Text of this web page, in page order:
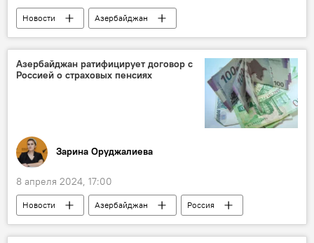
Новости
Азербайджан
глава правления ГФСЗ Гималай Мамишов
Соцпособия
Назначение
новшества
Государственный фонд социальной защиты населения АР
Общество
Азербайджан ратифицирует договор с
Россией о страховых пенсиях
Зарина Оруджалиева
8 апреля 2024, 17:00
Новости Азербайджан
Россия
договор о сотрудничестве в сфере пенсионного обеспечения